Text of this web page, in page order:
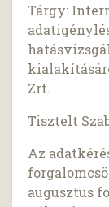
Tárgy:
Zrt.
Tisztelt
Az
augusztus